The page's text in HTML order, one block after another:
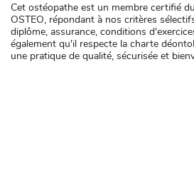
Cet ostéopathe est un membre certifié
OSTEO, répondant à nos critères
diplôme, assurance, conditions
également qu'il respecte la charte
une pratique de qualité, sécurisée et